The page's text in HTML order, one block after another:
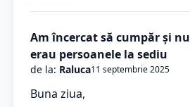
Am încercat să cumpăr și nu
erau persoanele la sediu
de la: Raluca11 septembrie 2025
Buna ziua,